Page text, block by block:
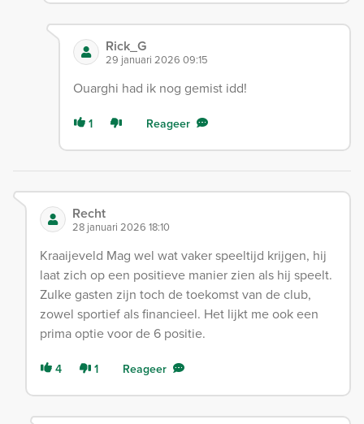
Rick_G
29 januari 2026 09:15
Ouarghi had ik nog gemist idd!
1 Reageer
Recht
28 januari 2026 18:10
Kraaijeveld Mag wel wat vaker speeltijd krijgen, hij
laat zich op een positieve manier zien als hij speelt.
Zulke gasten zijn toch de toekomst van de club,
zowel sportief als financieel. Het lijkt me ook een
prima optie voor de 6 positie.
4 1 Reageer